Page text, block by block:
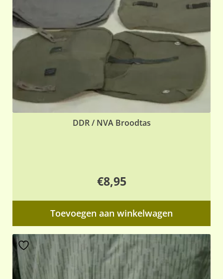
DDR / NVA Broodtas
€8,95
Toevoegen aan winkelwagen